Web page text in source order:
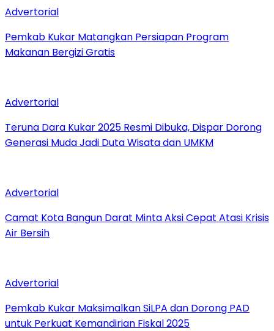
Advertorial
Pemkab Kukar Matangkan Persiapan Program
Makanan Bergizi Gratis
Advertorial
Teruna Dara Kukar 2025 Resmi Dibuka, Dispar Dorong
Generasi Muda Jadi Duta Wisata dan UMKM
Advertorial
Camat Kota Bangun Darat Minta Aksi Cepat Atasi Krisis
Air Bersih
Advertorial
Pemkab Kukar Maksimalkan SiLPA dan Dorong PAD
untuk Perkuat Kemandirian Fiskal 2025